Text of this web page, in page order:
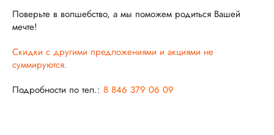
Поверьте в волшебство, а мы поможем родиться Вашей
мечте!
Скидки с другими предложениями и акциями не
суммируются.
Подробности по тел.: 8 846 379 06 09